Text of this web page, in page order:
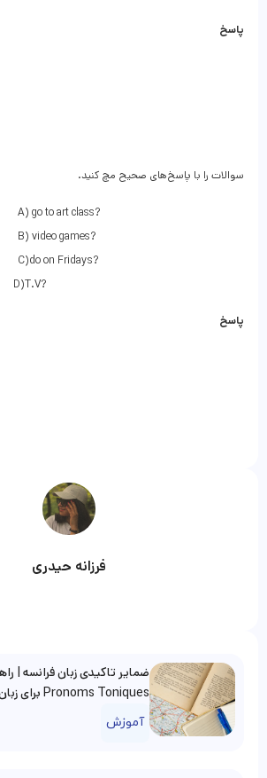
پاسخ
سوالات را با پاسخ‌های صحیح مچ کنید.
go to art class?
video games?
C)do on Fridays?
پاسخ
فرزانه حیدری
Pronoms Toniques برای زبان‌آموزان
آموزش